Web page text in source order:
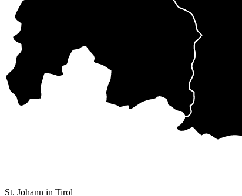
St. Johann in Tirol